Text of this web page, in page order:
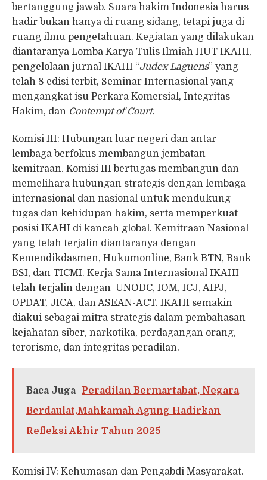
bertanggung jawab. Suara hakim Indonesia harus
hadir bukan hanya di ruang sidang, tetapi juga di
ruang ilmu pengetahuan. Kegiatan yang dilakukan
diantaranya Lomba Karya Tulis Ilmiah HUT IKAHI,
pengelolaan jurnal IKAHI “Judex Laguens” yang
telah 8 edisi terbit, Seminar Internasional yang
mengangkat isu Perkara Komersial, Integritas
Hakim, dan Contempt of Court.
Komisi III: Hubungan luar negeri dan antar
lembaga berfokus membangun jembatan
kemitraan. Komisi III bertugas membangun dan
memelihara hubungan strategis dengan lembaga
internasional dan nasional untuk mendukung
tugas dan kehidupan hakim, serta memperkuat
posisi IKAHI di kancah global. Kemitraan Nasional
yang telah terjalin diantaranya dengan
Kemendikdasmen, Hukumonline, Bank BTN, Bank
BSI, dan TICMI. Kerja Sama Internasional IKAHI
telah terjalin dengan UNODC, IOM, ICJ, AIPJ,
OPDAT, JICA, dan ASEAN-ACT. IKAHI semakin
diakui sebagai mitra strategis dalam pembahasan
kejahatan siber, narkotika, perdagangan orang,
terorisme, dan integritas peradilan.
Baca Juga
Peradilan Bermartabat, Negara
Berdaulat,Mahkamah Agung Hadirkan
Refleksi Akhir Tahun 2025
Komisi IV: Kehumasan dan Pengabdi Masyarakat.